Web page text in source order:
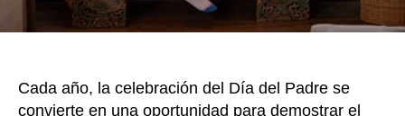
se
Cada año, la celebración del Día del Padre se
convierte en una oportunidad para demostrar el